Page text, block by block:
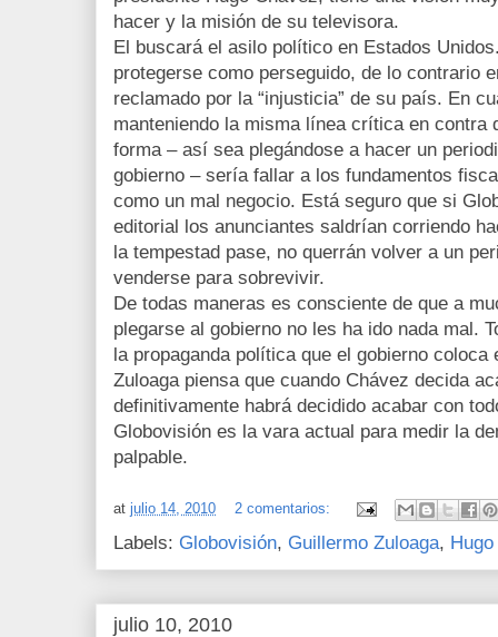
hacer y la misión de su televisora.
El buscará el asilo político en Estados
protegerse como perseguido, de lo contrario
reclamado por la “injusticia” de su país. En
manteniendo la misma línea crítica en contra
forma – así sea plegándose a hacer un
gobierno – sería fallar a los fundamentos
como un mal negocio. Está seguro que si
editorial los anunciantes saldrían corriendo
la tempestad pase, no querrán volver a un
venderse para sobrevivir.
De todas maneras es consciente de que a
plegarse al gobierno no les ha ido nada mal.
la propaganda política que el gobierno
Zuloaga piensa que cuando Chávez decida
definitivamente habrá decidido acabar con
Globovisión es la vara actual para medir la
palpable.
at julio 14, 2010 2 comentarios:
Labels: Globovisión, Guillermo Zuloaga,
julio 10, 2010